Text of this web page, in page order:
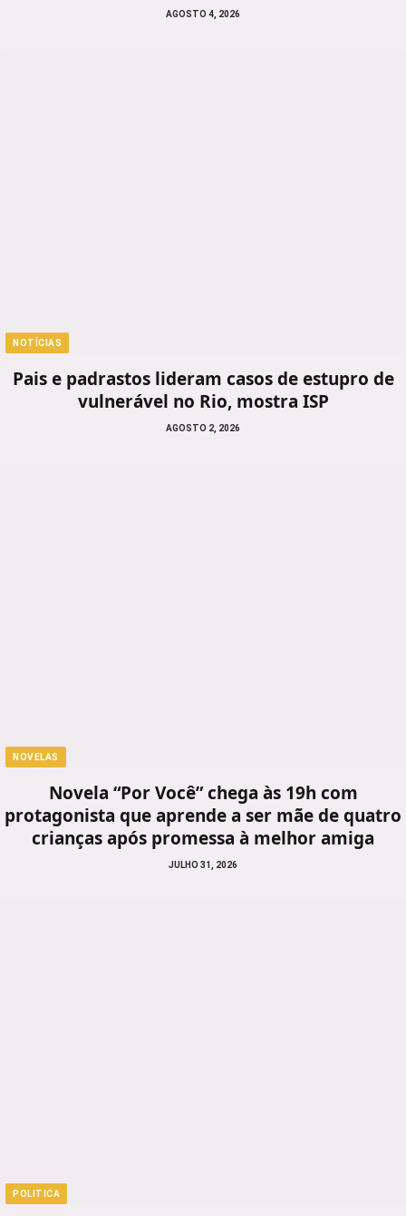
AGOSTO 4, 2026
NOTÍCIAS
Pais e padrastos lideram casos de estupro de
vulnerável no Rio, mostra ISP
AGOSTO 2, 2026
NOVELAS
Novela “Por Você” chega às 19h com
protagonista que aprende a ser mãe de quatro
crianças após promessa à melhor amiga
JULHO 31, 2026
POLITICA